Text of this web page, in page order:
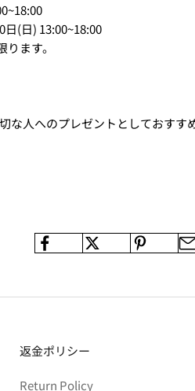
) 13:00~18:00
ます。
な人へのプレゼントとしておすす
返金ポリシー
Return Policy